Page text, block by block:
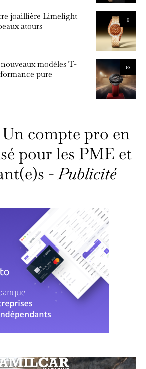
9
joaillière Limelight
atours
10
modèles T-
pure
compte pro en
pour les PME et
-Publicité